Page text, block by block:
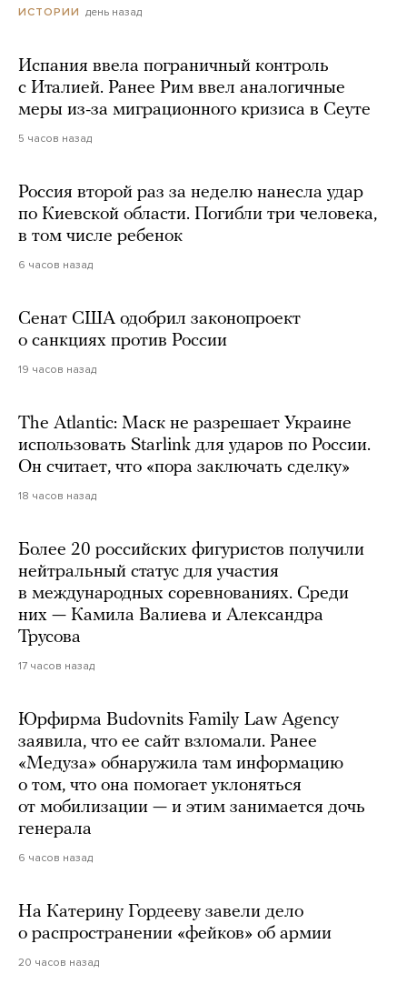
ИСТОРИИ день назад
Испания ввела пограничный контроль
с Италией. Ранее Рим ввел аналогичные
меры из-за миграционного кризиса в Сеуте
5 часов назад
Россия второй раз за неделю нанесла удар
по Киевской области. Погибли три человека,
в том числе ребенок
6 часов назад
Сенат США одобрил законопроект
о санкциях против России
19 часов назад
The Atlantic: Маск не разрешает Украине
использовать Starlink для ударов по России.
Он считает, что «пора заключать сделку»
18 часов назад
Более 20 российских фигуристов получили
нейтральный статус для участия
в международных соревнованиях. Среди
них — Камила Валиева и Александра
Трусова
17 часов назад
Юрфирма Budovnits Family Law Agency
заявила, что ее сайт взломали. Ранее
«Медуза» обнаружила там информацию
о том, что она помогает уклоняться
от мобилизации — и этим занимается дочь
генерала
6 часов назад
На Катерину Гордееву завели дело
о распространении «фейков» об армии
20 часов назад